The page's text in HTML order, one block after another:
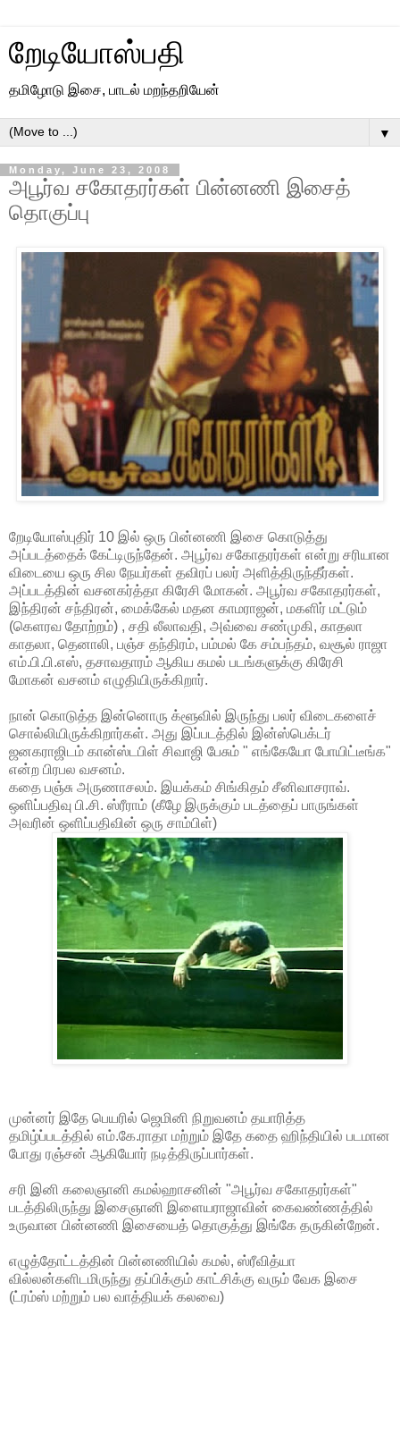
றேடியோஸ்பதி
தமிழோடு இசை, பாடல் மறந்தறியேன்
▼
Monday, June 23, 2008
அபூர்வ சகோதரர்கள் பின்னணி இசைத்
தொகுப்பு
றேடியோஸ்புதிர் 10 இல் ஒரு பின்னணி இசை கொடுத்து
அப்படத்தைக் கேட்டிருந்தேன். அபூர்வ சகோதரர்கள் என்று சரியான
விடையை ஒரு சில நேயர்கள் தவிரப் பலர் அளித்திருந்தீர்கள்.
அப்படத்தின் வசனகர்த்தா கிரேசி மோகன். அபூர்வ சகோதரர்கள்,
இந்திரன் சந்திரன், மைக்கேல் மதன காமராஜன், மகளிர் மட்டும்
(கெளரவ தோற்றம்) , சதி லீலாவதி, அவ்வை சண்முகி, காதலா
காதலா, தெனாலி, பஞ்ச தந்திரம், பம்மல் கே சம்பந்தம், வசூல் ராஜா
எம்.பி.பி.எஸ், தசாவதாரம் ஆகிய கமல் படங்களுக்கு கிரேசி
மோகன் வசனம் எழுதியிருக்கிறார்.
நான் கொடுத்த இன்னொரு க்ளூவில் இருந்து பலர் விடைகளைச்
சொல்லியிருக்கிறார்கள். அது இப்படத்தில் இன்ஸ்பெக்டர்
ஜனகராஜிடம் கான்ஸ்டபிள் சிவாஜி பேசும் " எங்கேயோ போயிட்டீங்க"
என்ற பிரபல வசனம்.
கதை பஞ்சு அருணாசலம். இயக்கம் சிங்கிதம் சீனிவாசராவ்.
ஒளிப்பதிவு பி.சி. ஸ்ரீராம் (கீழே இருக்கும் படத்தைப் பாருங்கள்
அவரின் ஒளிப்பதிவின் ஒரு சாம்பிள்)
முன்னர் இதே பெயரில் ஜெமினி நிறுவனம் தயாரித்த
தமிழ்ப்படத்தில் எம்.கே.ராதா மற்றும் இதே கதை ஹிந்தியில் படமான
போது ரஞ்சன் ஆகியோர் நடித்திருப்பார்கள்.
சரி இனி கலைஞானி கமல்ஹாசனின் "அபூர்வ சகோதரர்கள்"
படத்திலிருந்து இசைஞானி இளையராஜாவின் கைவண்ணத்தில்
உருவான பின்னணி இசையைத் தொகுத்து இங்கே தருகின்றேன்.
எழுத்தோட்டத்தின் பின்னணியில் கமல், ஸ்ரீவித்யா
வில்லன்களிடமிருந்து தப்பிக்கும் காட்சிக்கு வரும் வேக இசை
(ட்ரம்ஸ் மற்றும் பல வாத்தியக் கலவை)